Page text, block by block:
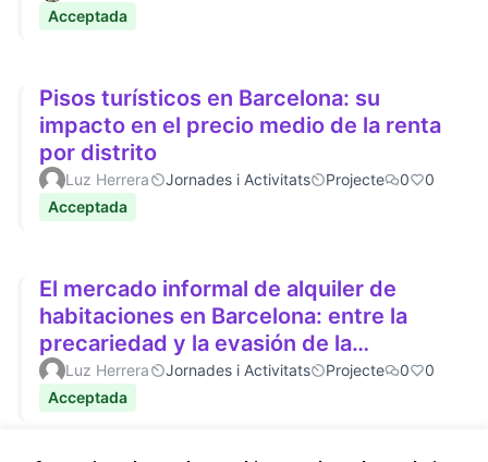
Acceptada
Pisos turísticos en Barcelona: su
impacto en el precio medio de la renta
por distrito
Luz Herrera Jornades i Activitats Projecte 0
0
Acceptada
El mercado informal de alquiler de
habitaciones en Barcelona: entre la
precariedad y la evasión de la
regulación de precios
Luz Herrera Jornades i Activitats Projecte 0
0
Acceptada